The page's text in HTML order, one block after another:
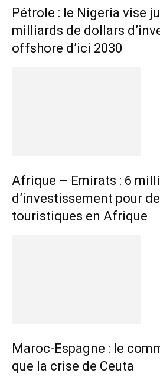
Pétrole : le Nigeria vise
milliards de dollars
offshore d’ici 2030
Afrique – Emirats : 6
d’investissement pour
touristiques en Afrique
Maroc-Espagne : le
que la crise de Ceuta